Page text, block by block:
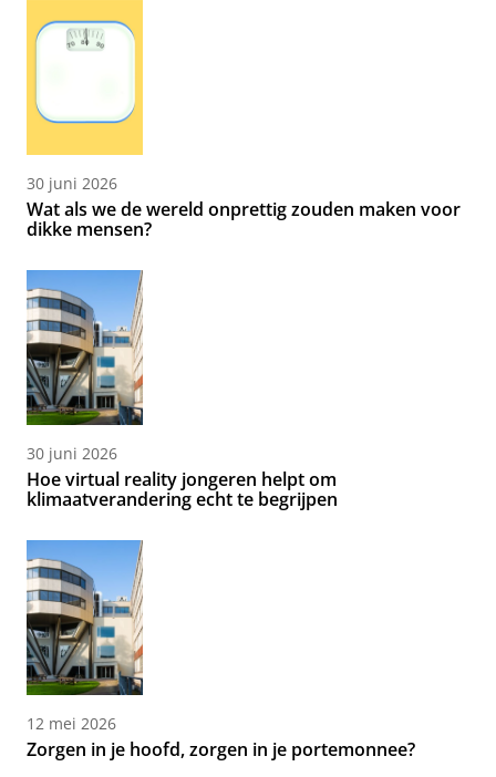
30 juni 2026
Wat als we de wereld onprettig zouden maken voor
dikke mensen?
30 juni 2026
Hoe virtual reality jongeren helpt om
klimaatverandering echt te begrijpen
12 mei 2026
Zorgen in je hoofd, zorgen in je portemonnee?